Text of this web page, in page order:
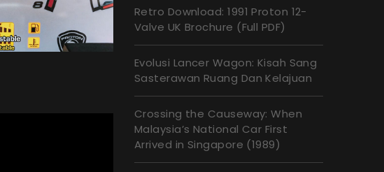
Retro Download: 1991 Proton 12-
Valve UK Brochure (Full PDF)
Evolusi Lancer Wagon: Kisah Sang
Sasterawan Ruang Dan Kelajuan
Crossing the Causeway: When
Malaysia’s National Car First
Arrived in Singapore (1989)